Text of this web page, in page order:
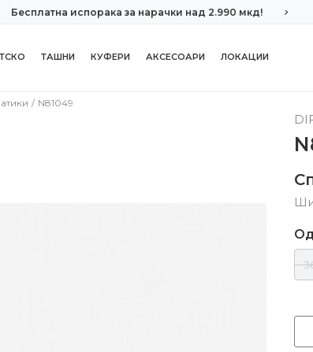
Бесплатна испорака за нарачки над 2.990 мкд!
ТАШНИ КУФЕРИ АКСЕСОАРИ ЛОКАЦИИ
N81049